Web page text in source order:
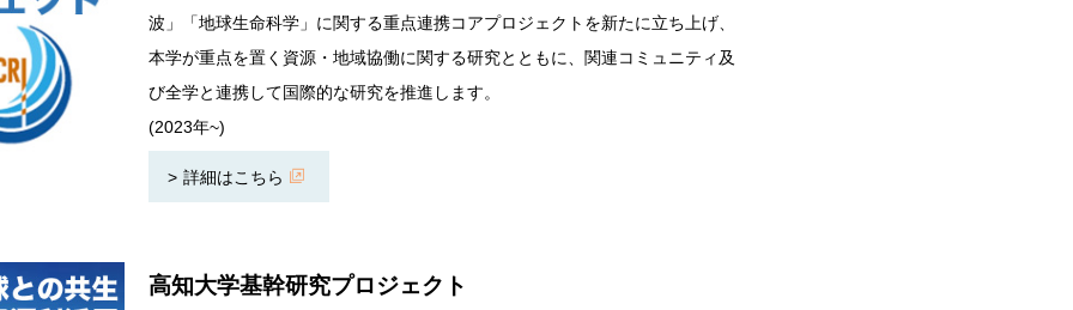
波」「地球生命科学」に関する重点連携コアプロジェクトを新たに立ち上げ、
本学が重点を置く資源・地域協働に関する研究とともに、関連コミュニティ及
び全学と連携して国際的な研究を推進します。
(2023年~)
詳細はこちら
高知大学基幹研究プロジェクト